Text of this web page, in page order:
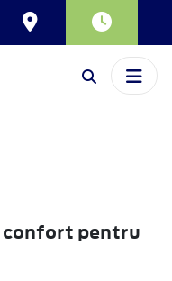
confort pentru